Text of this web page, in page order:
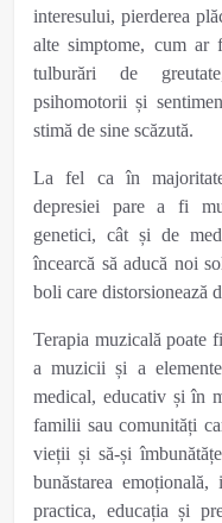
interesului, pierderea
alte simptome, cum ar
tulburări de
psihomotorii și
stimă de sine scăzută.
La fel ca în
depresiei pare a fi
genetici, cât și de
încearcă să aducă noi
boli care distorsionează
Terapia muzicală poate
a muzicii și a
medical, educativ și în
familii sau comunități
vieții și să-și
bunăstarea emoțională,
practica, educația și